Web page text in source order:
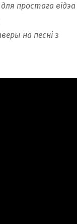
простага відэа
на песні з